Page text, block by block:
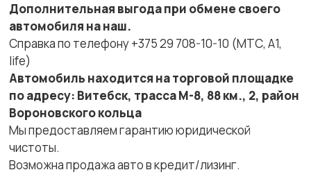
Дополнительная выгода при обмене своего
автомобиля на наш.
Справка по телефону +375 29 708-10-10 (МТС, A1,
life)
Автомобиль находится на торговой площадке
по адресу: Витебск, трасса М-8, 88 км., 2, район
Вороновского кольца
Мы предоставляем гарантию юридической
чистоты.
Возможна продажа авто в кредит/лизинг.